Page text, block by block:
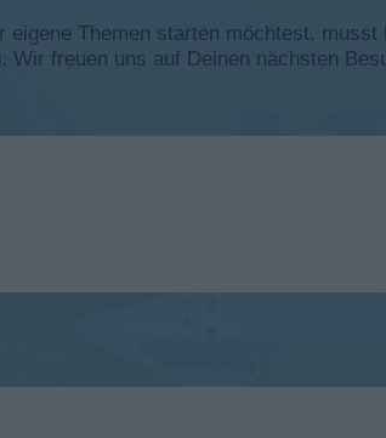
Themen starten möchtest,
freuen uns auf Deinen nächsten